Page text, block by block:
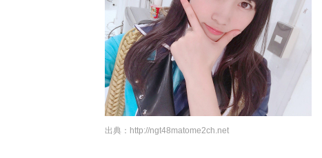
出典： http://ngt48matome2ch.net